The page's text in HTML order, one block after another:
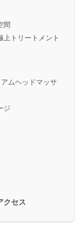
間
トリートメント
ムヘッドマッサ
ジ
クセス